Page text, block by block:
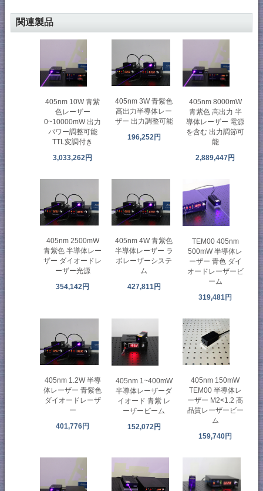
関連製品
405nm 10W 青紫
色レーザー
0~10000mW 出力
パワー調整可能
TTL変調付き
3,033,262円
405nm 3W 青紫色
高出力半導体レー
ザー 出力調整可能
196,252円
405nm 8000mW
青紫色 高出力 半
導体レーザー 電源
を含む 出力調節可
能
2,889,447円
405nm 2500mW
青紫色 半導体レー
ザー ダイオードレ
ーザー光源
354,142円
405nm 4W 青紫色
半導体レーザー ラ
ボレーザーシステ
ム
427,811円
TEM00 405nm
500mW 半導体レ
ーザー 青色 ダイ
オードレーザービ
ーム
319,481円
405nm 1.2W 半導
体レーザー 青紫色
ダイオードレーザ
ー
401,776円
405nm 1~400mW
半導体レーザーダ
イオード 青紫 レ
ーザービーム
152,072円
405nm 150mW
TEM00 半導体レ
ーザー M2<1.2 高
品質レーザービー
ム
159,740円